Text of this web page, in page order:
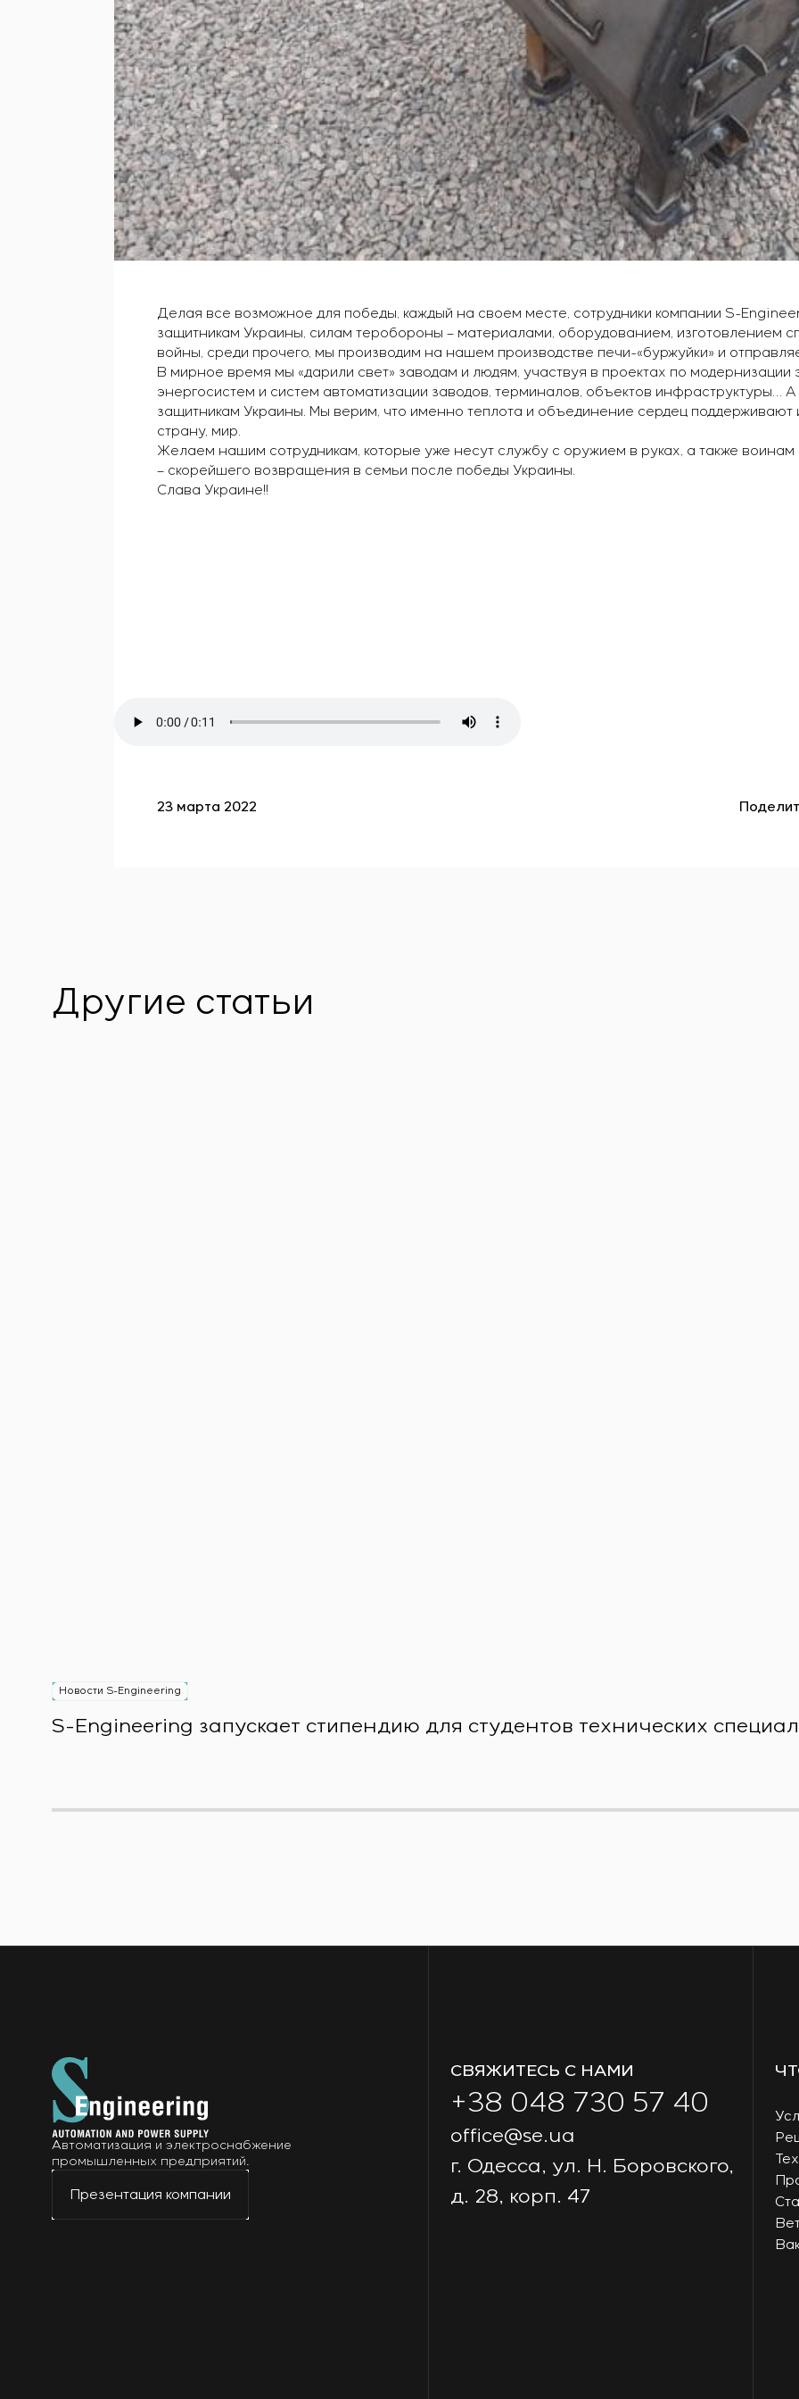
Делая все возможное для победы, каждый на своем месте, сотрудники компании S-
защитникам Украины, силам теробороны – материалами, оборудованием, изготовлением
войны, среди прочего, мы производим на нашем производстве печи-«буржуйки» и
В мирное время мы «дарили свет» заводам и людям, участвуя в проектах по модернизации
энергосистем и систем автоматизации заводов, терминалов, объектов инфраструктуры…
защитникам Украины. Мы верим, что именно теплота и объединение сердец
страну, мир.
Желаем нашим сотрудникам, которые уже несут службу с оружием в руках, а также
– скорейшего возвращения в семьи после победы Украины.
Слава Украине!!
23 марта 2022
Другие статьи
Новости S-Engineering
S-Engineering запускает стипендию для студентов технических
Автоматизация и электроснабжение
промышленных предприятий.
Презентация компании
СВЯЖИТЕСЬ С НАМИ
+38 048 730 57 40
office@se.ua
г. Одесса, ул. Н. Боровского,
д. 28, корп. 47